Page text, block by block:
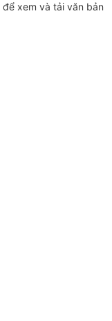
để xem và tải văn bản